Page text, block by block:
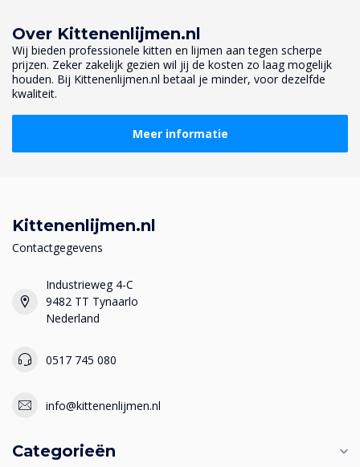
Over Kittenenlijmen.nl
Wij bieden professionele kitten en lijmen aan tegen scherpe
prijzen. Zeker zakelijk gezien wil jij de kosten zo laag mogelijk
houden. Bij Kittenenlijmen.nl betaal je minder, voor dezelfde
kwaliteit.
Meer informatie
Kittenenlijmen.nl
Contactgegevens
Industrieweg 4-C
9482 TT Tynaarlo
Nederland
0517 745 080
info@kittenenlijmen.nl
Categorieën